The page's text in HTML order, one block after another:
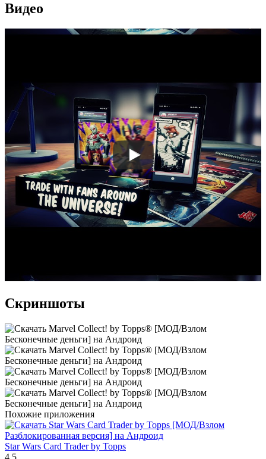
Видео
Скриншоты
Похожие приложения
Star Wars Card Trader by Topps
4.5